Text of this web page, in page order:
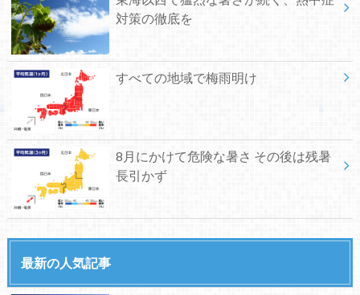
対策の徹底を
すべての地域で梅雨明け
8月にかけて危険な暑さ その後は残暑
長引かず
最新の人気記事